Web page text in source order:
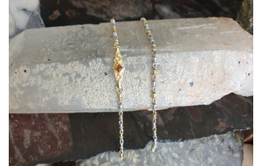
Bracciali12
Bracciali14